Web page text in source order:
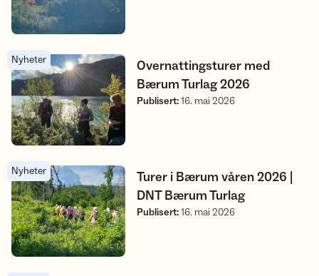
Overnattingsturer med Bærum Turlag 2026
Nyheter
Publisert:16. mai 2026
Overnattingsturer med
Bærum Turlag 2026
Turer i Bærum våren 2026 | DNT Bærum Turlag
Nyheter
Publisert:16. mai 2026
Turer i Bærum våren 2026 |
DNT Bærum Turlag